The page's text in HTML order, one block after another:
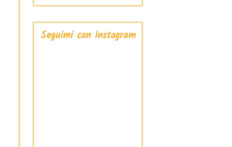
Seguimi con Instagram